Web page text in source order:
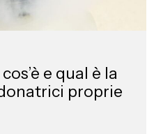
e qual è la
proprie